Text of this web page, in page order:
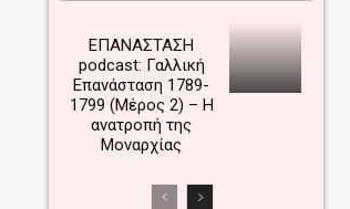
ΕΠΑΝΑΣΤΑΣΗ
podcast: Γαλλική
Επανάσταση 1789-
1799 (Μέρος 2) – Η
ανατροπή της
Μοναρχίας